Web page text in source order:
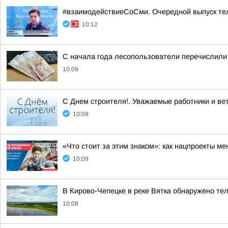
#взаимодействиеСоСми. Очередной выпуск
10:12
С начала года лесопользователи
10:09
С Днем строителя!. Уважаемые работники и
10:09
«Что стоит за этим знаком»: как нацпроекты
10:09
В Кирово-Чепецке в реке Вятка обнаружено
10:08